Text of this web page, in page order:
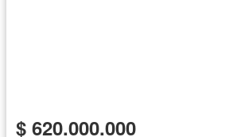
$ 620.000.000